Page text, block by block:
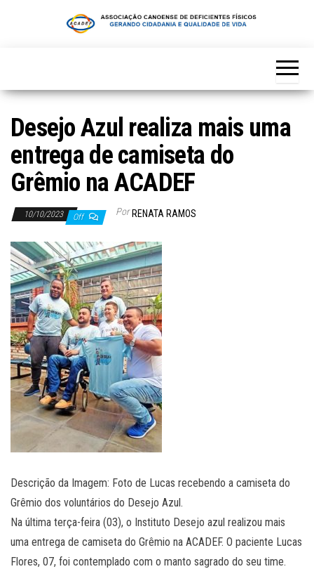
Desejo Azul realiza mais uma
entrega de camiseta do
Grêmio na ACADEF
10/10/2023 Off Por RENATA RAMOS
Descrição da Imagem: Foto de Lucas recebendo a camiseta do
Grêmio dos voluntários do Desejo Azul.
Na última terça-feira (03), o Instituto Desejo azul realizou mais
uma entrega de camiseta do Grêmio na ACADEF. O paciente Lucas
Flores, 07, foi contemplado com o manto sagrado do seu time.